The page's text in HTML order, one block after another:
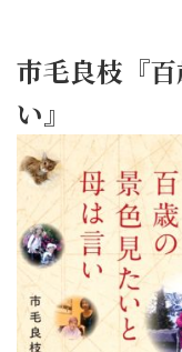
市毛良枝『
い』